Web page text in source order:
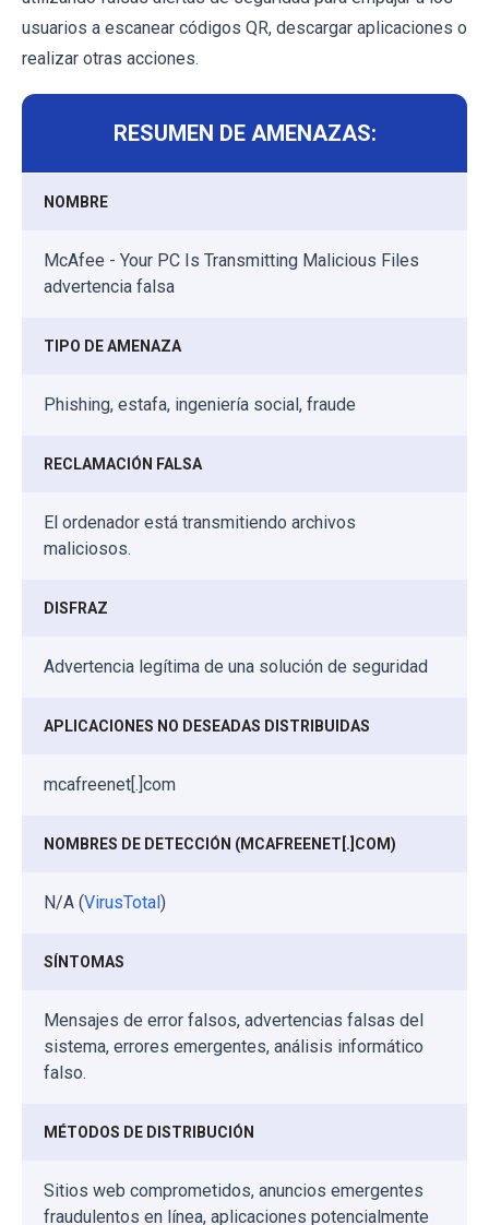
usuarios a escanear códigos QR, descargar aplicaciones o
realizar otras acciones.
RESUMEN DE AMENAZAS:
NOMBRE
McAfee - Your PC Is Transmitting Malicious Files
advertencia falsa
TIPO DE AMENAZA
Phishing, estafa, ingeniería social, fraude
RECLAMACIÓN FALSA
El ordenador está transmitiendo archivos
maliciosos.
DISFRAZ
Advertencia legítima de una solución de seguridad
APLICACIONES NO DESEADAS DISTRIBUIDAS
mcafreenet[.]com
NOMBRES DE DETECCIÓN (MCAFREENET[.]COM)
N/A (VirusTotal )
SÍNTOMAS
Mensajes de error falsos, advertencias falsas del
sistema, errores emergentes, análisis informático
falso.
MÉTODOS DE DISTRIBUCIÓN
Sitios web comprometidos, anuncios emergentes
fraudulentos en línea, aplicaciones potencialmente